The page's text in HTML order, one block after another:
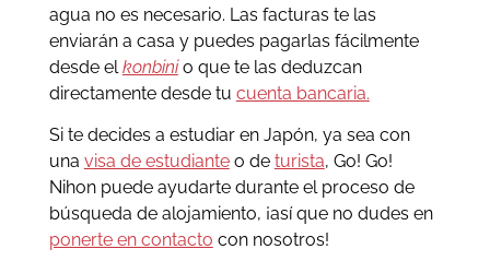
agua no es necesario. Las facturas te las
enviarán a casa y puedes pagarlas fácilmente
desde el konbinio que te las deduzcan
directamente desde tu cuenta bancaria.
Si te decides a estudiar en Japón, ya sea con
una visa de estudianteo de turista, Go! Go!
Nihon puede ayudarte durante el proceso de
búsqueda de alojamiento, ¡así que no dudes en
ponerte en contacto con nosotros!